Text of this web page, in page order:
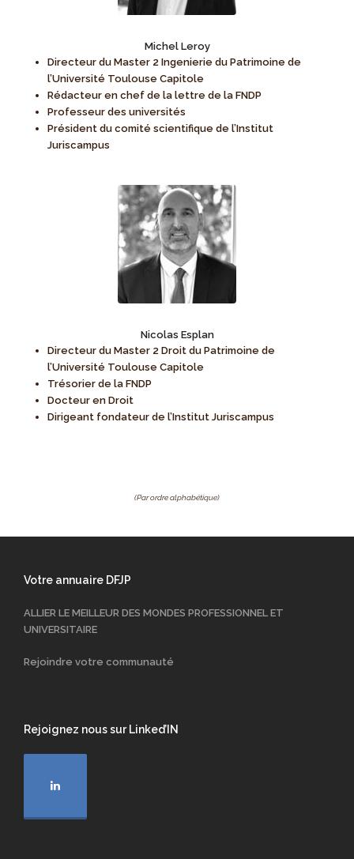
Michel Leroy
Directeur du Master 2 Ingenierie du Patrimoine de
l’Université Toulouse Capitole
Rédacteur en chef de la lettre de la FNDP
Professeur des universités
Président du comité scientifique de l’Institut
Juriscampus
Nicolas Esplan
Directeur du Master 2 Droit du Patrimoine de
l’Université Toulouse Capitole
Trésorier de la FNDP
Docteur en Droit
Dirigeant fondateur de l’Institut Juriscampus
(Par ordre alphabétique)
Votre annuaire DFJP
ALLIER LE MEILLEUR DES MONDES PROFESSIONNEL ET
UNIVERSITAIRE
Rejoindre votre communauté
Rejoignez nous sur Linked’IN